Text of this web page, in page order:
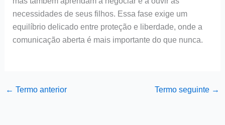
necessidades de seus filhos. Essa fase exige um
equilíbrio delicado entre proteção e liberdade, onde a
comunicação aberta é mais importante do que nunca.
← Termo anterior Termo seguinte →